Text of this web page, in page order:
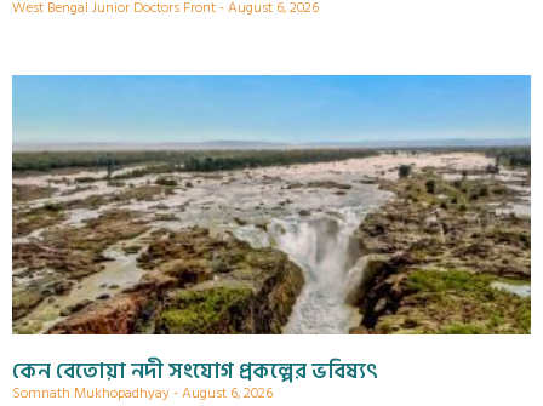
West Bengal Junior Doctors Front August 6, 2026
কেন বেতোয়া নদী সংযোগ প্রকল্পের ভবিষ্যৎ
Somnath Mukhopadhyay August 6, 2026